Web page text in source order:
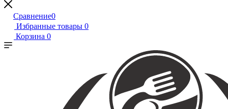
Сравнение0
Избранные товары 0
Корзина 0